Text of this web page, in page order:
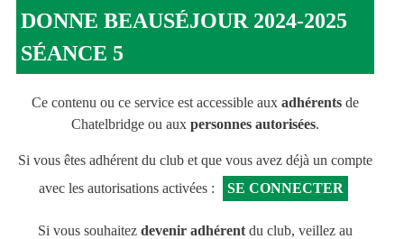
DONNE BEAUSÉJOUR 2024-2025
SÉANCE 5
Ce contenu ou ce service est accessible aux adhérents de
Chatelbridge ou aux personnes autorisées.
Si vous êtes adhérent du club et que vous avez déjà un compte
avec les autorisations activées :
SE CONNECTER
Si vous souhaitez devenir adhérent du club, veillez au